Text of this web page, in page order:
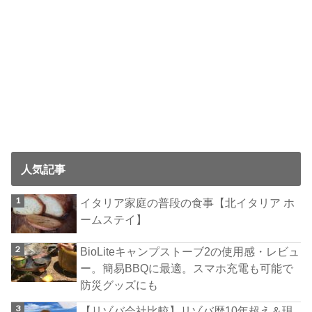
人気記事
イタリア家庭の普段の食事【北イタリア ホ
ームステイ】
BioLiteキャンプストーブ2の使用感・レビュ
ー。簡易BBQに最適。スマホ充電も可能で
防災グッズにも